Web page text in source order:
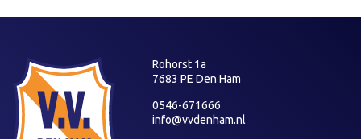
Rohorst 1a
7683 PE Den Ham
0546-671666
info@vvdenham.nl